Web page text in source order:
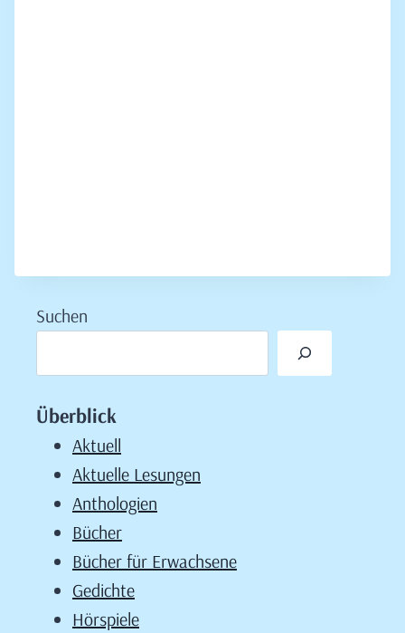
Suchen
Überblick
Aktuell
Aktuelle Lesungen
Anthologien
Bücher
Bücher für Erwachsene
Gedichte
Hörspiele